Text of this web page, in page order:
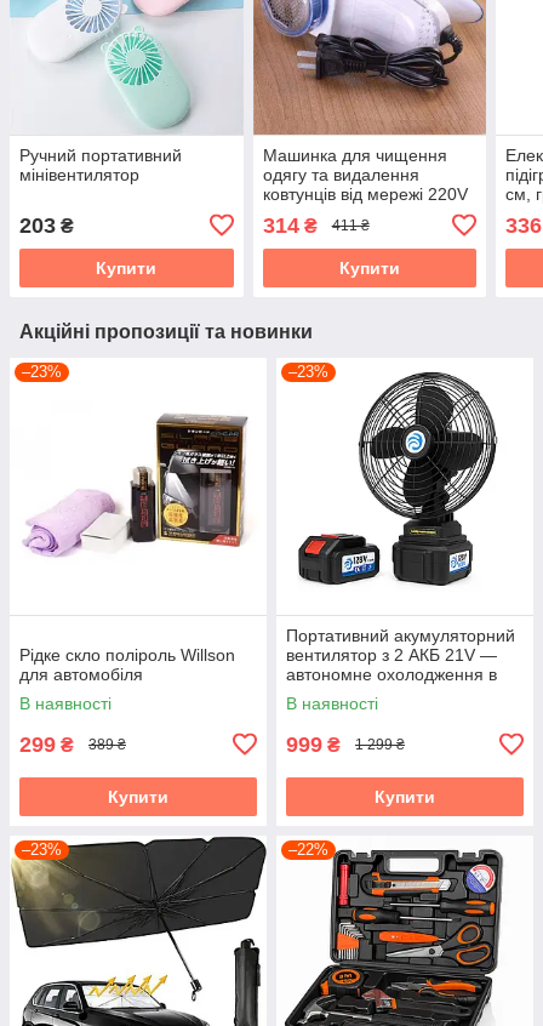
Ручний портативний
мінівентилятор
203 ₴
Купити
Машинка для чищення
одягу та видалення
ковтунців від мережі 220V
Remover YX-5880
314₴ 411 ₴
Купити
см,
від
336
Акційні пропозиції та новинки
–23%
Рідке скло поліроль Willson
для автомобіля
В наявності
299 ₴ 389 ₴
Купити
–23%
Портативний акумуляторний
вентилятор з 2 АКБ 21V —
автономне охолодження в
будь-яких умовах
В наявності
999 ₴ 1 299 ₴
Купити
–23% –22%